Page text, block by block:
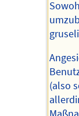
(also